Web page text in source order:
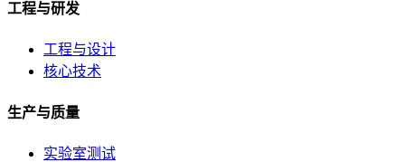
工程与研发
工程与设计
核心技术
生产与质量
实验室测试